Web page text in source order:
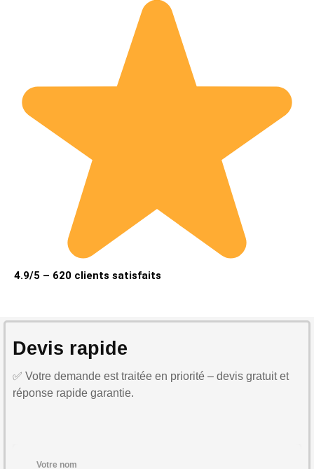
4.9/5 – 620 clients satisfaits
Devis rapide
✅ Votre demande est traitée en priorité – devis gratuit et
réponse rapide garantie.
Votre nom